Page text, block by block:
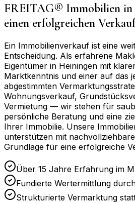
FREITAG® Immobilien in
einen erfolgreichen
Ein Immobilienverkauf ist eine
Entscheidung. Als erfahrene
Eigentümer in Heiningen mit
Marktkenntnis und einer auf das
abgestimmten
Wohnungsverkauf,
Vermietung — wir stehen für
persönliche Beratung und eine
Ihrer Immobilie. Unsere
unterstützen mit
Grundlage für eine erfolgreiche
Über 15 Jahre Erfahrung im
Fundierte Wertermittlung
Strukturierte Vermarktung